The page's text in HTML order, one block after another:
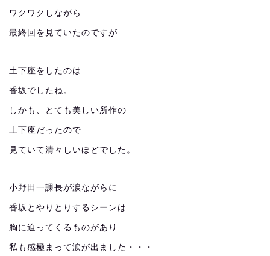
ワクワクしながら
最終回を見ていたのですが
土下座をしたのは
香坂でしたね。
しかも、とても美しい所作の
土下座だったので
見ていて清々しいほどでした。
小野田一課長が涙ながらに
香坂とやりとりするシーンは
胸に迫ってくるものがあり
私も感極まって涙が出ました・・・